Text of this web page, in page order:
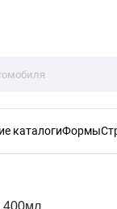
каталогиФормы
400мл